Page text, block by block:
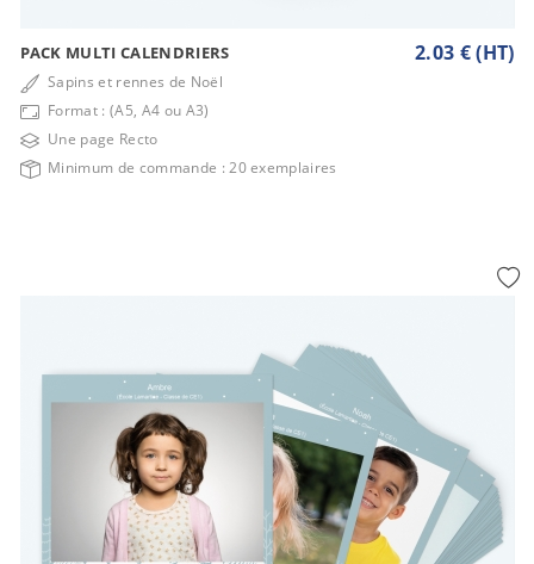
PACK MULTI CALENDRIERS
Sapins et rennes de Noël
Format : (A5, A4 ou A3)
Une page Recto
Minimum de commande : 20 exemplaires
2.03 € (HT)